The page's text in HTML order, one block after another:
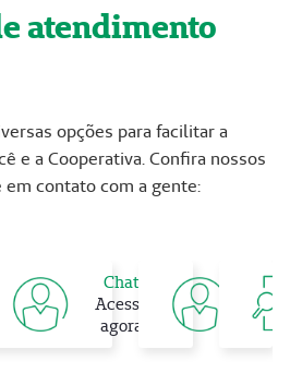
atendimento
opções para facilitar a
e a Cooperativa. Confira nossos
em contato com a gente:
App
Cliente
UGF
Chat
Acesse
agora